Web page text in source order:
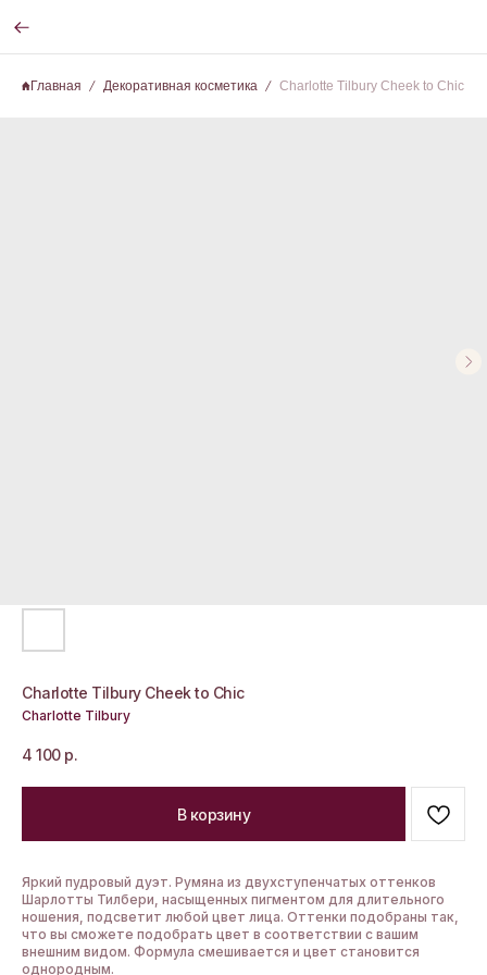
Главная Декоративная косметика Charlotte Tilbury Cheek to Chic
Charlotte Tilbury Cheek to Chic
Charlotte Tilbury
4 100 р.
В корзину
Яркий пудровый дуэт. Румяна из двухступенчатых оттенков
Шарлотты Тилбери, насыщенных пигментом для длительного
ношения, подсветит любой цвет лица. Оттенки подобраны так,
что вы сможете подобрать цвет в соответствии с вашим
внешним видом. Формула смешивается и цвет становится
однородным.